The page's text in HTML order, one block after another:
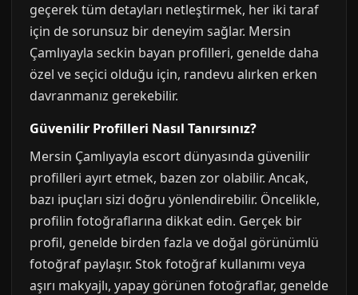
geçerek tüm detayları netleştirmek, her iki taraf
için de sorunsuz bir deneyim sağlar. Mersin
Çamlıyayla seckin bayan profilleri, genelde daha
özel ve seçici olduğu için, randevu alırken erken
davranmanız gerekebilir.
Güvenilir Profilleri Nasıl Tanırsınız?
Mersin Çamlıyayla escort dünyasında güvenilir
profilleri ayırt etmek, bazen zor olabilir. Ancak,
bazı ipuçları sizi doğru yönlendirebilir. Öncelikle,
profilin fotoğraflarına dikkat edin. Gerçek bir
profil, genelde birden fazla ve doğal görünümlü
fotoğraf paylaşır. Stok fotoğraf kullanımı veya
aşırı makyajlı, yapay görünen fotoğraflar, genelde